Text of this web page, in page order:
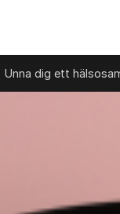
Unna dig ett